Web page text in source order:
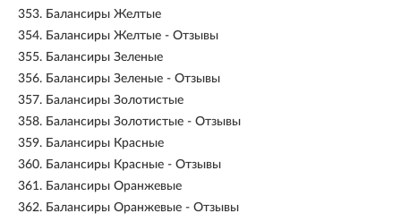
353. Балансиры Желтые
354. Балансиры Желтые - Отзывы
355. Балансиры Зеленые
356. Балансиры Зеленые - Отзывы
357. Балансиры Золотистые
358. Балансиры Золотистые - Отзывы
359. Балансиры Красные
360. Балансиры Красные - Отзывы
361. Балансиры Оранжевые
362. Балансиры Оранжевые - Отзывы